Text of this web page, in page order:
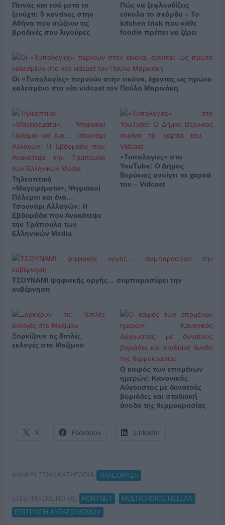
Πεινάς και εσύ μετά το
ξενύχτι; 5 καντίνες στην
Αθήνα που σώζουν τις
βραδινές σου λιγούρες
Πώς να ξεφλουδίζεις
εύκολα το σκόρδο – Το
kitchen trick που κάθε
foodie πρέπει να ξέρει
Οι «Τυπολογίες» περνούν στην εικόνα, έχοντας ως πρώτο
καλεσμένο στο νέο vidcast τον Παύλο Μαρινάκη
Τηλεοπτικά
«Μαγειρέματα», Ψηφιακοί
Πόλεμοι και ένα…
Τσουνάμι Αλλαγών: Η
Εβδομάδα που Ανακάτεψε
την Τράπουλα των
Ελληνικών Media
«Τυπολογίες» στο
YouTube: Ο Δήμος
Βερύκιος ανοίγει τα χαρτιά
του – Vidcast
ΤΣΟΥΝΑΜΙ ψηφιακής οργής… συμπαρασύρει την
κυβέρνηση
Ξορκίζουν τις διπλές
εκλογές στο Μαξίμου
Ο καιρός των επομένων
ημερών: Κανονικός
Αύγουστος με δυνατούς
βοριάδες και σταδιακή
άνοδο της θερμοκρασίας
X Facebook LinkedIn
ΑΝΗΚΕΙ ΣΤΗΝ ΚΑΤΗΓΟΡΙΑ: ΤΗΛΕΟΡΑΣΗ
ΕΠΙΣΗΜΑΣΜΕΝΟ ΜΕ: FORTNET MULTICHOICE HELLAS
ΕΠΙΤΡΟΠΗ ΑΝΤΑΓΩΝΙΣΜΟΥ